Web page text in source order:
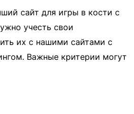
сайт для игры в кости с
учесть свои
их с нашими сайтами с
Важные критерии могут